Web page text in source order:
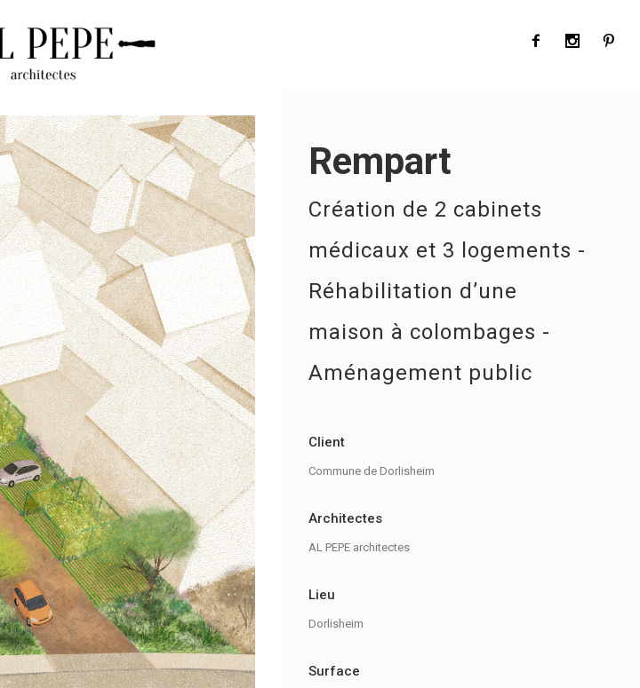
Rempart
Création de 2 cabinets
médicaux et 3 logements -
Réhabilitation d’une
maison à colombages -
Aménagement public
Client
Commune de Dorlisheim
Architectes
AL PEPE architectes
Lieu
Dorlisheim
Surface